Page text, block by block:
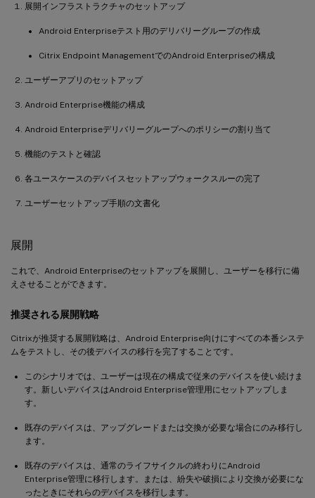
展開インフラストラクチャのセットアップ
Android Enterpriseテスト用のデリバリーグループの作成
Citrix Endpoint ManagementでのAndroid Enterpriseの構成
ユーザーアプリのセットアップ
Android Enterprise機能の構成
Android Enterpriseデリバリーグループへのポリシーの割り当て
機能のテストと確認
各ユースケースのデバイスセットアップウォークスルーの完了
ユーザーセットアップ手順の文書化
展開
これで、Android Enterpriseのセットアップを展開し、ユーザーを移行に備
えさせることができます。
推奨される展開戦略
Citrixが推奨する展開戦略は、Android Enterprise向けにすべての本番システ
ムをテストし、その後デバイスの移行を完了することです。
このシナリオでは、ユーザーは現在の構成で従来のデバイスを使い続けま
す。新しいデバイスはAndroid Enterprise管理用にセットアップしま
す。
既存のデバイスは、アップグレードまたは交換が必要な場合にのみ移行し
ます。
既存のデバイスは、通常のライフサイクルの終わりにAndroid
Enterprise管理に移行します。または、紛失や破損により交換が必要にな
ったときにそれらのデバイスを移行します。